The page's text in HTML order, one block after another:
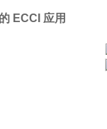
ECCI 应用